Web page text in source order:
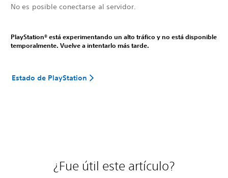
No es posible conectarse al servidor.
PlayStation® está experimentando un alto tráfico y no está disponible
temporalmente. Vuelve a intentarlo más tarde.
Estado de PlayStation
¿Fue útil este artículo?